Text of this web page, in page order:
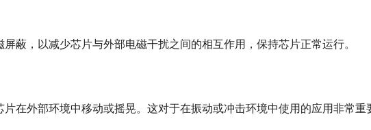
蔽，以减少芯片与外部电磁干扰之间的相互作用，保持芯片正常运行。
在外部环境中移动或摇晃。这对于在振动或冲击环境中使用的应用非常重